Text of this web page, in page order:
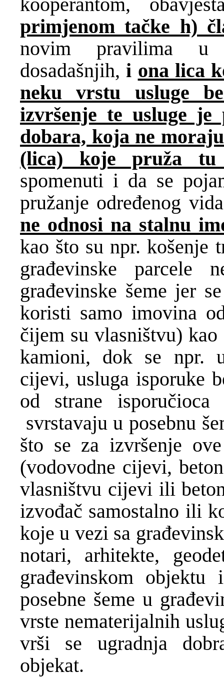
primjenom tačke h)
novim pravilima u
dosadašnjih, i ona lica
neku vrstu usluge
izvršenje te usluge je
dobara, koja ne
(lica) koje pruža tu
spomenuti i da se
pružanje određenog
ne odnosi na stalnu
kao što su npr. košenje
građevinske parcele
građevinske šeme jer
koristi samo imovina
čijem su vlasništvu)
kamioni, dok se npr.
cijevi, usluga isporuke
od strane
svrstavaju u posebnu
što se za izvršenje
(vodovodne cijevi,
vlasništvu cijevi ili
izvođač samostalno ili
koje u vezi sa
notari, arhitekte,
građevinskom
posebne šeme u
vrste nematerijalnih
vrši se ugradnja
objekat.